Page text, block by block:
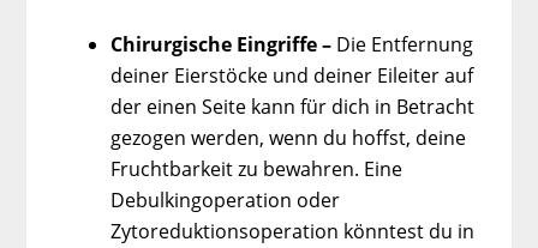
Chirurgische Eingriffe – Die Entfernung
deiner Eierstöcke und deiner Eileiter auf
der einen Seite kann für dich in Betracht
gezogen werden, wenn du hoffst, deine
Fruchtbarkeit zu bewahren. Eine
Debulkingoperation oder
Zytoreduktionsoperation könntest du in